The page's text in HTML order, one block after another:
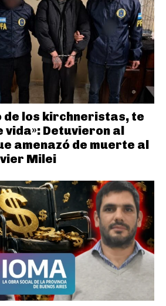
de los kirchneristas, te
vida»: Detuvieron al
amenazó de muerte al
Milei